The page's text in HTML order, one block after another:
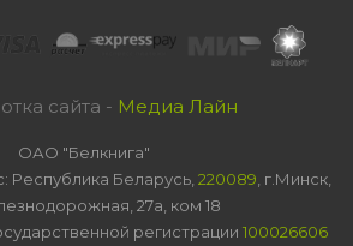
сайта - Медиа Лайн
ОАО "Белкнига"
Республика Беларусь, 220089 , г.Минск,
27а, ком 18
регистрации 100026606